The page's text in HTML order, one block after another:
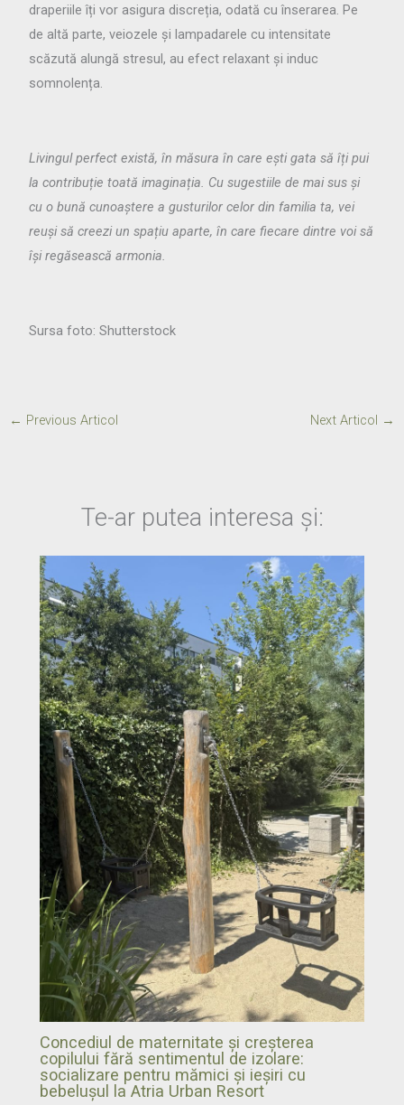
draperiile îți vor asigura discreția, odată cu înserarea. Pe
de altă parte, veiozele și lampadarele cu intensitate
scăzută alungă stresul, au efect relaxant și induc
somnolența.
Livingul perfect există, în măsura în care ești gata să îți pui
la contribuție toată imaginația. Cu sugestiile de mai sus și
cu o bună cunoaștere a gusturilor celor din familia ta, vei
reuși să creezi un spațiu aparte, în care fiecare dintre voi să
își regăsească armonia.
Sursa foto: Shutterstock
← Previous Articol Next Articol →
Te-ar putea interesa și:
Concediul de maternitate și creșterea
copilului fără sentimentul de izolare:
socializare pentru mămici și ieșiri cu
bebelușul la Atria Urban Resort